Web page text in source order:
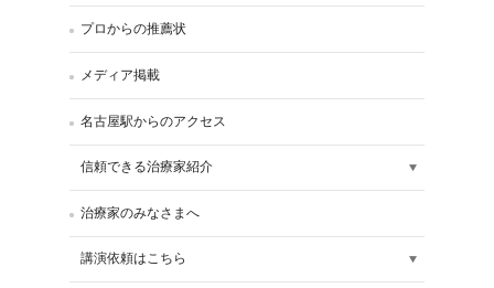
プロからの推薦状
メディア掲載
名古屋駅からのアクセス
信頼できる治療家紹介
治療家のみなさまへ
講演依頼はこちら